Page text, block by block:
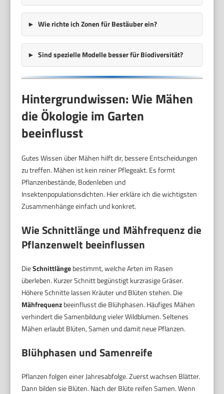
Wie richte ich Zonen für Bestäuber ein?
Sind spezielle Modelle besser für Biodiversität?
Hintergrundwissen: Wie Mähen
die Ökologie im Garten
beeinflusst
Gutes Wissen über Mähen hilft dir, bessere Entscheidungen
zu treffen. Mähen ist kein reiner Pflegeakt. Es formt
Pflanzenbestände, Bodenleben und
Insektenpopulationsdichten. Hier erkläre ich die wichtigsten
Zusammenhänge einfach und konkret.
Wie Schnittlänge und Mähfrequenz die
Pflanzenwelt beeinflussen
DieSchnittlängebestimmt, welche Arten im Rasen
überleben. Kurzer Schnitt begünstigt kurzrasige Gräser.
Höhere Schnitte lassen Kräuter und Blüten stehen. Die
Mähfrequenzbeeinflusst die Blühphasen. Häufiges Mähen
verhindert die Samenbildung vieler Wildblumen. Seltenes
Mähen erlaubt Blüten, Samen und damit neue Pflanzen.
Blühphasen und Samenreife
Pflanzen folgen einer Jahresabfolge. Zuerst wachsen Blätter.
Dann bilden sie Blüten. Nach der Blüte reifen Samen. Wenn